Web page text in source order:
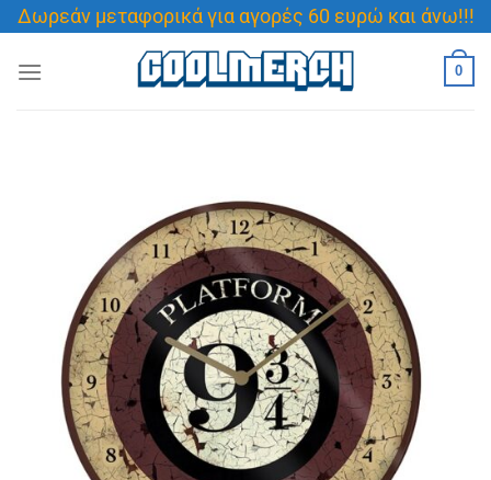
Μετάβαση
στο
περιεχόμενο
Δωρεάν μεταφορικά για αγορές 60 ευρώ και άνω!!!
0